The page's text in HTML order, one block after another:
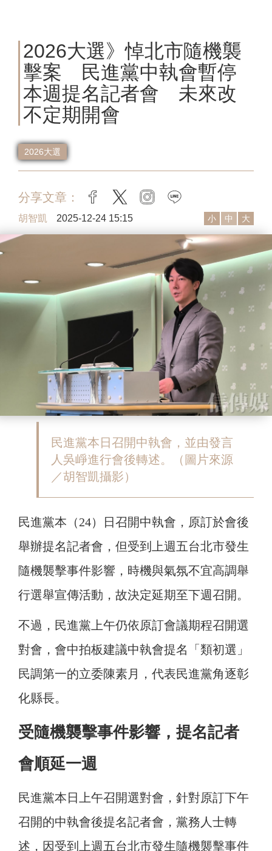
2026大選》悼北市隨機襲
擊案 民進黨中執會暫停
本週提名記者會 未來改
不定期開會
2026大選
分享文章： facebook
twitter instagram
胡智凱 2025-12-24 15:15 小 中 大
民進黨本日召開中執會，並由發言
人吳崢進行會後轉述。（圖片來源
／胡智凱攝影）
民進黨本（24）日召開中執會，原訂於會後
舉辦提名記者會，但受到上週五台北市發生
隨機襲擊事件影響，時機與氣氛不宜高調舉
行選舉宣傳活動，故決定延期至下週召開。
不過，民進黨上午仍依原訂會議期程召開選
對會，會中拍板建議中執會提名「類初選」
民調第一的立委陳素月，代表民進黨角逐彰
化縣長。
受隨機襲擊事件影響，提名記者
會順延一週
民進黨本日上午召開選對會，針對原訂下午
召開的中執會後提名記者會，黨務人士轉
述，因受到上週五台北市發生隨機襲擊事件